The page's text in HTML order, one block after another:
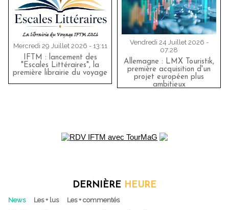
Mercredi 29 Juillet 2026 - 13:11
IFTM : lancement des
"Escales Littéraires", la
première librairie du voyage
Vendredi 24 Juillet 2026 -
07:28
Allemagne : LMX Touristik,
première acquisition d'un
projet européen plus
ambitieux
DERNIÈRE HEURE
News Les + lus Les + commentés